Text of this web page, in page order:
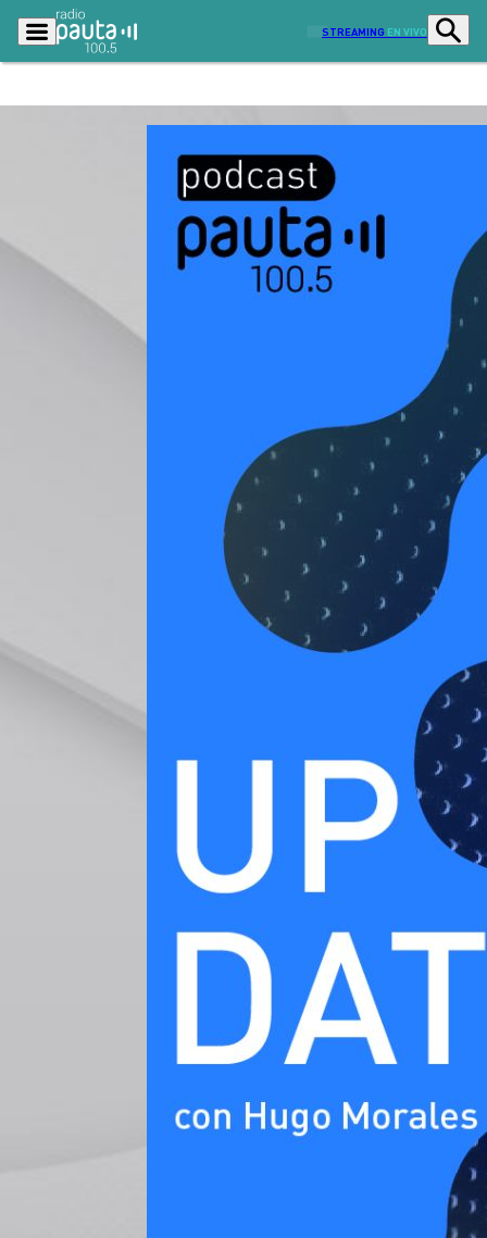
STREAMING EN VIVO
Economía
Radio en vivo Sostenibilidad
Tendencias Deportes
Opinión
Señal 2